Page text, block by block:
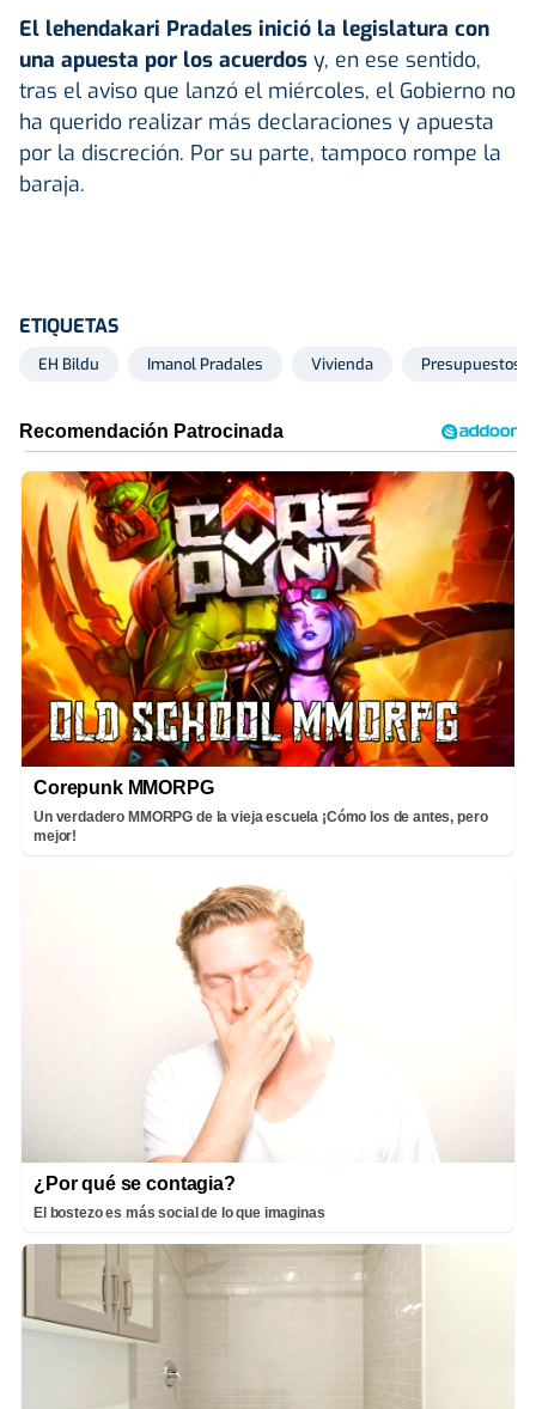
El lehendakari Pradales inició la legislatura con
una apuesta por los acuerdos y, en ese sentido,
tras el aviso que lanzó el miércoles, el Gobierno no
ha querido realizar más declaraciones y apuesta
por la discreción. Por su parte, tampoco rompe la
baraja.
ETIQUETAS
EH Bildu Imanol Pradales Vivienda Presupuestos
Corepunk MMORPG
Un verdadero MMORPG de la vieja escuela ¡Cómo los de antes, pero
mejor!
¿Por qué se contagia?
El bostezo es más social de lo que imaginas